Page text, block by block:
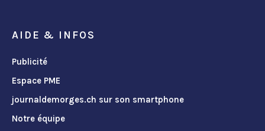
AIDE & INFOS
Publicité
Espace PME
journaldemorges.ch sur son smartphone
Notre équipe